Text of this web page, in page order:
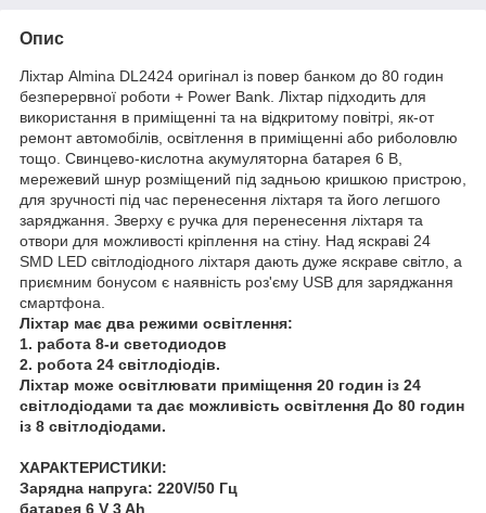
Опис
Ліхтар Almina DL2424 оригінал із повер банком до 80 годин
безперервної роботи + Power Bank. Ліхтар підходить для
використання в приміщенні та на відкритому повітрі, як-от
ремонт автомобілів, освітлення в приміщенні або риболовлю
тощо. Свинцево-кислотна акумуляторна батарея 6 В,
мережевий шнур розміщений під задньою кришкою пристрою,
для зручності під час перенесення ліхтаря та його легшого
заряджання. Зверху є ручка для перенесення ліхтаря та
отвори для можливості кріплення на стіну. Над яскраві 24
SMD LED світлодіодного ліхтаря дають дуже яскраве світло, а
приємним бонусом є наявність роз'єму USB для заряджання
смартфона.
Ліхтар має два режими освітлення:
1. работа 8-и светодиодов
2. робота 24 світлодіодів.
Ліхтар може освітлювати приміщення 20 годин із 24
світлодіодами та дає можливість освітлення До 80 годин
із 8 світлодіодами.
ХАРАКТЕРИСТИКИ:
Зарядна напруга: 220V/50 Гц
батарея 6 V 3 Ah